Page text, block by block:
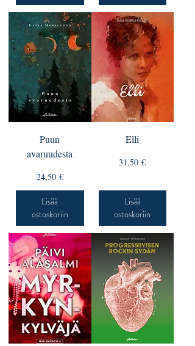
Puun
avaruudesta
Hinta
24,50 €
Lisää
ostoskoriin
Elli
Hinta
31,50 €
Lisää
ostoskoriin